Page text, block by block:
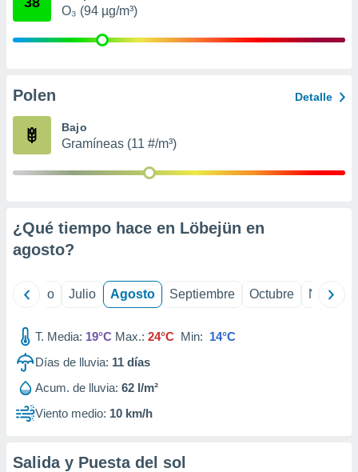
publicidad
de
1199
O₃ (94 µg/m³)
Polen Detalle
Bajo
Gramíneas (11 #/m³)
¿Qué tiempo hace en Löbejün en
agosto?
Junio Julio Agosto Septiembre Octubre
T. Media: 19°C Max.: 24°C Min: 14°C
Días de lluvia: 11 días
Acum. de lluvia: 62 l/m²
Viento medio: 10 km/h
Salida y Puesta del sol